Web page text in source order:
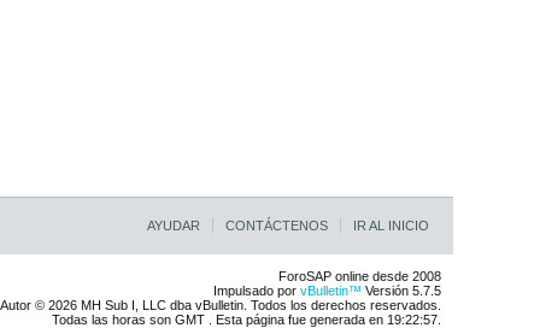
AYUDAR CONTÁCTENOS IR AL INICIO
ForoSAP online desde 2008
Impulsado por vBulletin™ Versión 5.7.5
© 2026 MH Sub I, LLC dba vBulletin. Todos los derechos reservados.
Todas las horas son GMT . Esta página fue generada en 19:22:57.